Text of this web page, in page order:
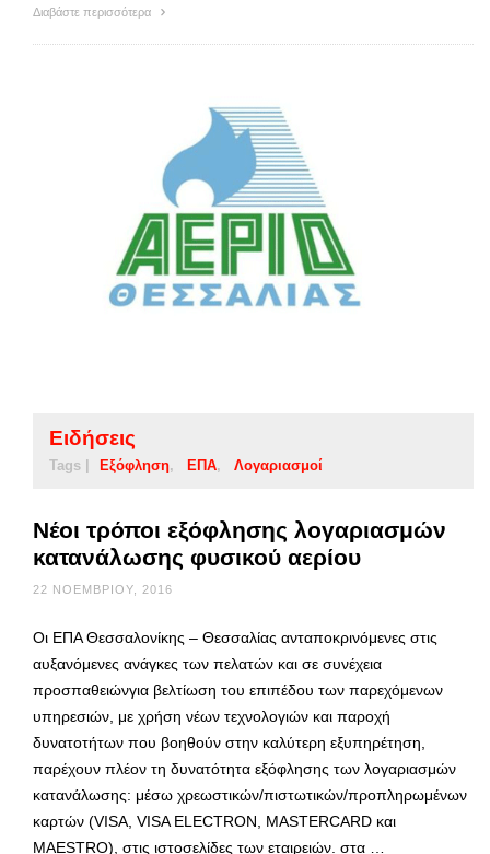
Διαβάστε περισσότερα
Ειδήσεις
Tags | Εξόφληση ΕΠΑ Λογαριασμοί
Νέοι τρόποι εξόφλησης λογαριασμών
κατανάλωσης φυσικού αερίου
22 ΝΟΕΜΒΡΊΟΥ, 2016
Οι ΕΠΑ Θεσσαλονίκης – Θεσσαλίας ανταποκρινόμενες στις
αυξανόμενες ανάγκες των πελατών και σε συνέχεια
προσπαθειώνγια βελτίωση του επιπέδου των παρεχόμενων
υπηρεσιών, με χρήση νέων τεχνολογιών και παροχή
δυνατοτήτων που βοηθούν στην καλύτερη εξυπηρέτηση,
παρέχουν πλέον τη δυνατότητα εξόφλησης των λογαριασμών
κατανάλωσης: μέσω χρεωστικών/πιστωτικών/προπληρωμένων
καρτών (VISA, VISA ELECTRON, MASTERCARD και
MAESTRO), στις ιστοσελίδες των εταιρειών. στα …